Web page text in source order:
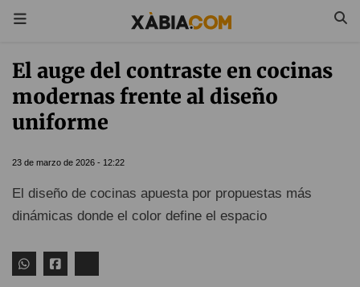
El auge del contraste en cocinas
modernas frente al diseño
uniforme
23 de marzo de 2026 - 12:22
El diseño de cocinas apuesta por propuestas más
dinámicas donde el color define el espacio